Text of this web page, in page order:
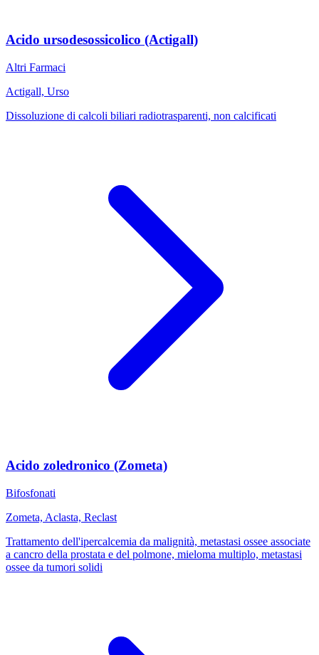
Acido ursodesossicolico (Actigall)
Altri Farmaci
Actigall, Urso
Dissoluzione di calcoli biliari radiotrasparenti, non calcificati
Acido zoledronico (Zometa)
Bifosfonati
Zometa, Aclasta, Reclast
Trattamento dell'ipercalcemia da malignità, metastasi ossee associate
a cancro della prostata e del polmone, mieloma multiplo, metastasi
ossee da tumori solidi